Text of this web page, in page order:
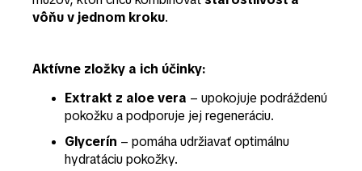
vôňu v jednom kroku.
Aktívne zložky a ich účinky:
Extrakt z aloe vera – upokojuje podráždenú
pokožku a podporuje jej regeneráciu.
Glycerín – pomáha udržiavať optimálnu
hydratáciu pokožky.